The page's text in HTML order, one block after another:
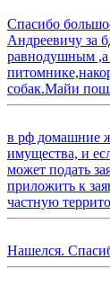
Спасибо
Андреевичу за
равнодушным
собак.Майи
в рф домашние
имущества, и
может подать
приложить к
частную
Нашелся.